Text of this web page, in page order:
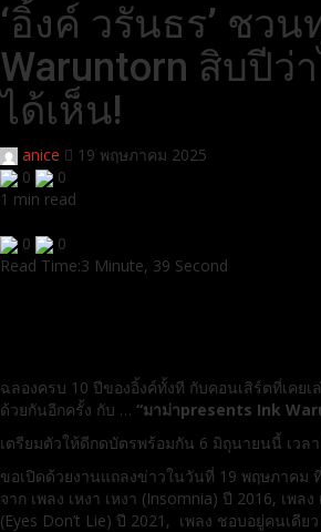
‘อิ้งค์ วรันธร’ ชว
Waruntorn สิบปีว่
ได้เห็น!
anice
19 พฤษภาคม 2025
0
0
1 min read
0
0
Read Time:3 Minute, 39 Second
ฉลองครบ 10 ปีของอิ้งค์ทั้งที กับคอนเสิร์ตที่เค
ด้วยกันอีกครั้ง กับ … “มาม่าpresents Ink
เตรียมตัวให้ดีกดบัตรพร้อมกัน 6 มิถุนายนนี้ เวล
ขอเปิดด้วยงานแถลงข่าวในวันที่ 19 พฤษภาคม
จาก เพลง เหงา เหงา (Insomnia) ปี 2016, เพ
(Eyes Don’t Lie) ปี 2021, เพลง ชอบอยู่คนเดี